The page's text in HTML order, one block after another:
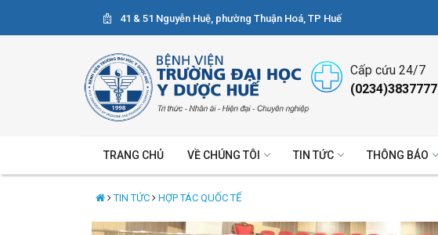
41 & 51 Nguyễn Huệ, phường Thuận Hoá, TP Huế
Cấp cứu 24/7
(0234)3837777
TRANG CHỦ VỀ CHÚNG TÔI TIN TỨC THÔNG BÁO
TIN TỨC HỢP TÁC QUỐC TẾ